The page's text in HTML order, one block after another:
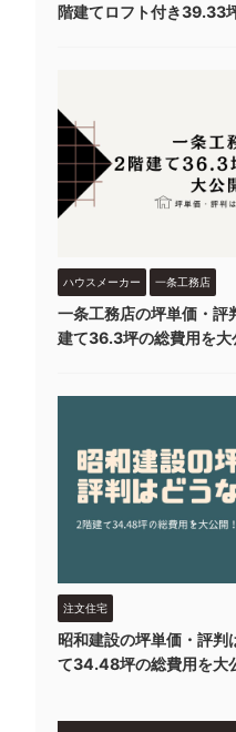
階建てロフト付き39.33
ハウスメーカー 一条工務店
一条工務店の坪単価・評
建て36.3坪の総費用を大
注文住宅
昭和建設の坪単価・評判
て34.48坪の総費用を大